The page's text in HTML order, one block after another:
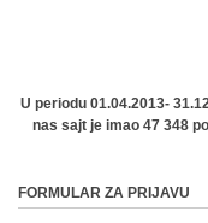
U periodu 01.04.2013-
nas sajt je imao 47 348
FORMULAR ZA PRIJAVU